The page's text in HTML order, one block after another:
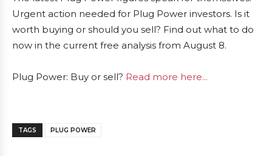
Urgent action needed for Plug Power investors. Is it
worth buying or should you sell? Find out what to do
now in the current free analysis from August 8.
Plug Power: Buy or sell? Read more here...
TAGS PLUG POWER